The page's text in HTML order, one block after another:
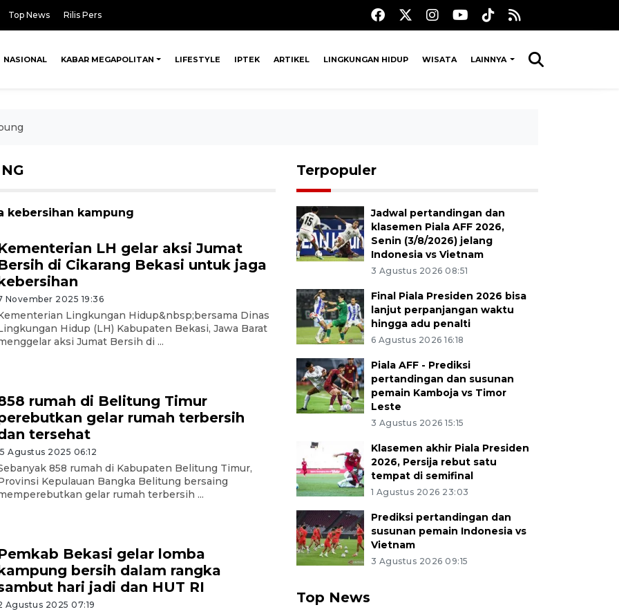
Top News Rilis Pers
NASIONAL KABAR MEGAPOLITAN LIFESTYLE IPTEK ARTIKEL LINGKUNGAN HIDUP WISATA LAINNYA
kebersihan kampung
LH gelar aksi Jumat
di Cikarang Bekasi untuk jaga
November 2025 19:36
Lingkungan Hidup&nbsp;bersama Dinas
Hidup (LH) Kabupaten Bekasi, Jawa Barat
aksi Jumat Bersih di ...
rumah di Belitung Timur
gelar rumah terbersih
tersehat
Agustus 2025 06:12
858 rumah di Kabupaten Belitung Timur,
Kepulauan Bangka Belitung bersaing
gelar rumah terbersih ...
Bekasi gelar lomba
bersih dalam rangka
hari jadi dan HUT RI
Agustus 2025 07:19
Terpopuler
Jadwal pertandingan dan
klasemen Piala AFF 2026,
Senin (3/8/2026) jelang
Indonesia vs Vietnam
3 Agustus 2026 08:51
Final Piala Presiden 2026 bisa
lanjut perpanjangan waktu
hingga adu penalti
6 Agustus 2026 16:18
Piala AFF - Prediksi
pertandingan dan susunan
pemain Kamboja vs Timor
Leste
3 Agustus 2026 15:15
Klasemen akhir Piala Presiden
2026, Persija rebut satu
tempat di semifinal
1 Agustus 2026 23:03
Prediksi pertandingan dan
susunan pemain Indonesia vs
Vietnam
3 Agustus 2026 09:15
Top News